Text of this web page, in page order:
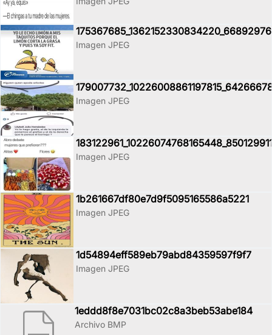
Imagen JPEG
Imagen JPEG
Imagen JPEG
1b261667df80e7d9f5095165586a5221
Imagen JPEG
1d54894eff589eb79abd84359597f9f7
Imagen JPEG
1eddd8f8e7031bc02c8a3beb53abe184
Archivo BMP